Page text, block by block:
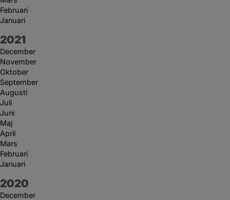
Februari
Januari
År:
2021
December
November
Oktober
September
Augusti
Juli
Juni
Maj
April
Mars
Februari
Januari
År:
2020
December